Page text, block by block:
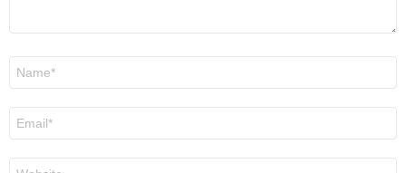
electrónico
*